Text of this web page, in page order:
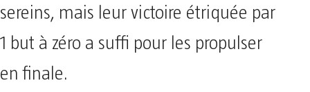
sereins, mais leur victoire étriquée par
1 but à zéro a suffi pour les propulser
en finale.